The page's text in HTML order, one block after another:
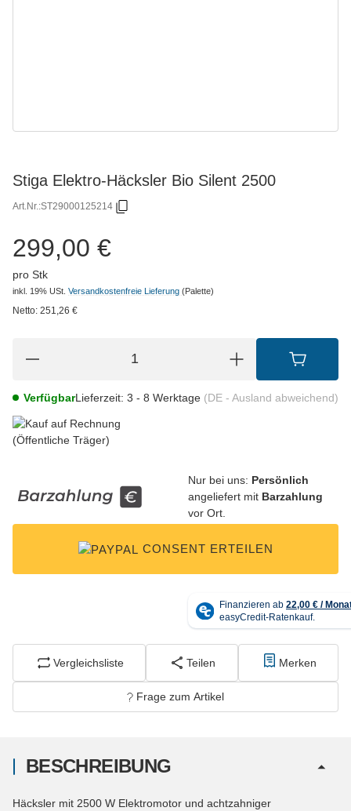
Stiga Elektro-Häcksler Bio Silent 2500
Art.Nr.:ST29000125214
299,00 €
pro Stk
inkl. 19% USt. Versandkostenfreie Lieferung (Palette)
Netto: 251,26 €
VerfügbarLieferzeit: 3 - 8 Werktage (DE - Ausland abweichend)
Nur bei uns: Persönlich
angeliefert mit Barzahlung
vor Ort.
CONSENT ERTEILEN
Vergleichsliste Teilen Merken
Frage zum Artikel
BESCHREIBUNG
Häcksler mit 2500 W Elektromotor und achtzahniger